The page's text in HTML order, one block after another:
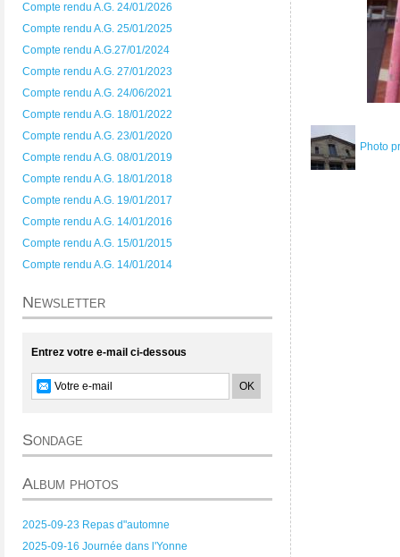
Compte rendu A.G. 24/01/2026
Compte rendu A.G. 25/01/2025
Compte rendu A.G.27/01/2024
Compte rendu A.G. 27/01/2023
Compte rendu A.G. 24/06/2021
Compte rendu A.G. 18/01/2022
Compte rendu A.G. 23/01/2020
Compte rendu A.G. 08/01/2019
Compte rendu A.G. 18/01/2018
Compte rendu A.G. 19/01/2017
Compte rendu A.G. 14/01/2016
Compte rendu A.G. 15/01/2015
Compte rendu A.G. 14/01/2014
Newsletter
Entrez votre e-mail ci-dessous
Sondage
Album photos
2025-09-23 Repas d"automne
2025-09-16 Journée dans l'Yonne
Photo